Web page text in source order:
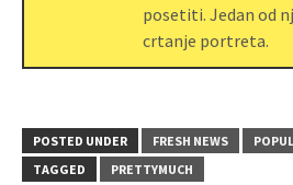
posetiti. Jedan od
crtanje portreta.
POSTED UNDER FRESH NEWS
TAGGED
PRETTYMUCH